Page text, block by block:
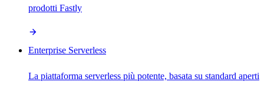
prodotti Fastly
Enterprise Serverless
La piattaforma serverless più potente, basata su standard aperti